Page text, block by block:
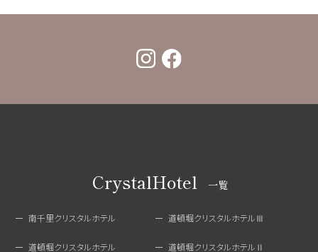
CrystalHotel 一覧
南千里クリスタルホテル 道頓堀クリスタルホテルⅢ
道頓堀クリスタルホテル 道頓堀クリスタルホテルⅡ